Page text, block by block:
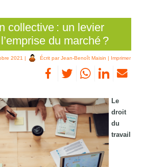
collective : un levier
du marché ?
2021 | Écrit par Jean-Benoît Maisin | Imprimer
Le
droit
du
travail